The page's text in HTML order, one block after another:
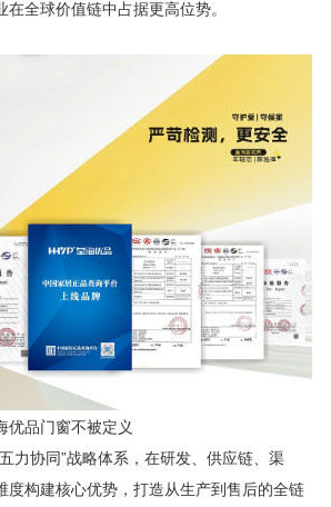
全球价值链中占据更高位势。
优品门窗不被定义
力协同”战略体系，在研发、供应链、渠
度构建核心优势，打造从生产到售后的全链